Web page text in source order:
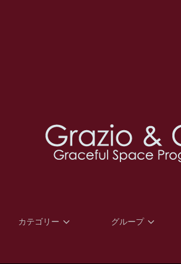
カテゴリー グループ